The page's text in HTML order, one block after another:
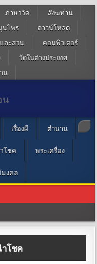
ภาษาวัด
สังฆทาน
นไพร
ดาวน์โหลด
ละสวน
คอมพิวเตอร์
วัดในต่างประเทศ
น
เรื่องผี ตำนาน
โชค พระเครื่อง
งคล
โชค